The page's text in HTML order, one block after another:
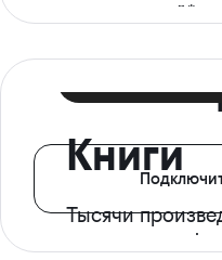
ограничений*
Книги
Тысячи
с доступом